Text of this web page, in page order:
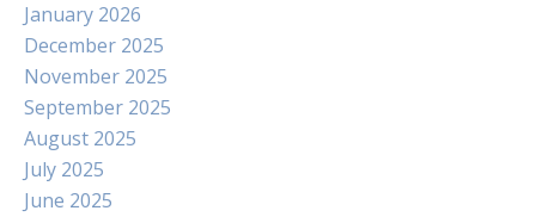
January 2026
December 2025
November 2025
September 2025
August 2025
July 2025
June 2025